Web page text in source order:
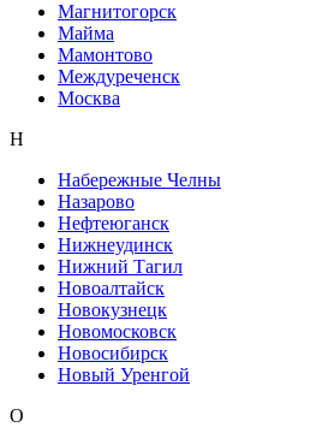
Магнитогорск
Майма
Мамонтово
Междуреченск
Москва
Н
Набережные Челны
Назарово
Нефтеюганск
Нижнеудинск
Нижний Тагил
Новоалтайск
Новокузнецк
Новомосковск
Новосибирск
Новый Уренгой
О